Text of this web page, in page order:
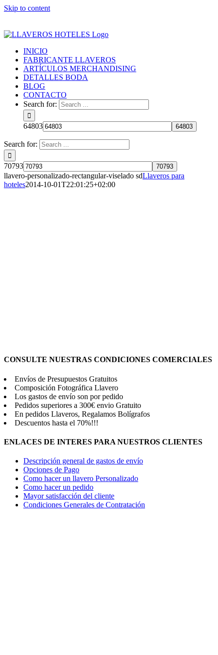
Skip to content
INICIO
FABRICANTE LLAVEROS
ARTÍCULOS MERCHANDISING
DETALLES BODA
BLOG
CONTACTO
Search for:
64803
Search for:
70793
llavero-personalizado-rectangular-viselado sdLlaveros para
hoteles2014-10-01T22:01:25+02:00
CONSULTE NUESTRAS CONDICIONES COMERCIALES
Envíos de Presupuestos Gratuitos
Composición Fotográfica Llavero
Los gastos de envío son por pedido
Pedidos superiores a 300€ envio Gratuito
En pedidos Llaveros, Regalamos Bolígrafos
Descuentos hasta el 70%!!!
ENLACES DE INTERES PARA NUESTROS CLIENTES
Descripción general de gastos de envío
Opciones de Pago
Como hacer un llavero Personalizado
Como hacer un pedido
Mayor satisfacción del cliente
Condiciones Generales de Contratación